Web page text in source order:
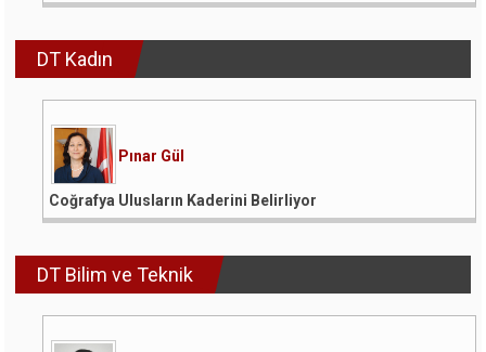
DT Kadın
Pınar Gül
Coğrafya Ulusların Kaderini Belirliyor
DT Bilim ve Teknik